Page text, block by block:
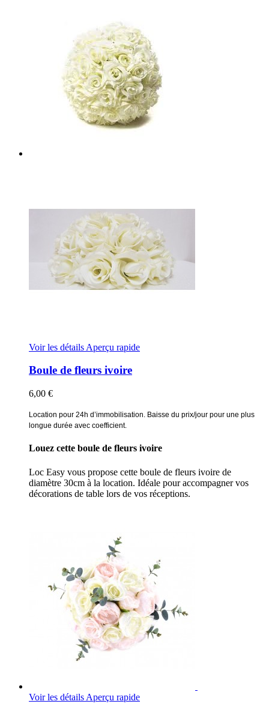
Voir les détails Aperçu rapide
Boule de fleurs ivoire
6,00 €
Location pour 24h d’immobilisation. Baisse du prix/jour pour une plus
longue durée avec coefficient.
Louez cette boule de fleurs ivoire
Loc Easy vous propose cette boule de fleurs ivoire de
diamètre 30cm à la location. Idéale pour accompagner vos
décorations de table lors de vos réceptions.
Voir les détails Aperçu rapide